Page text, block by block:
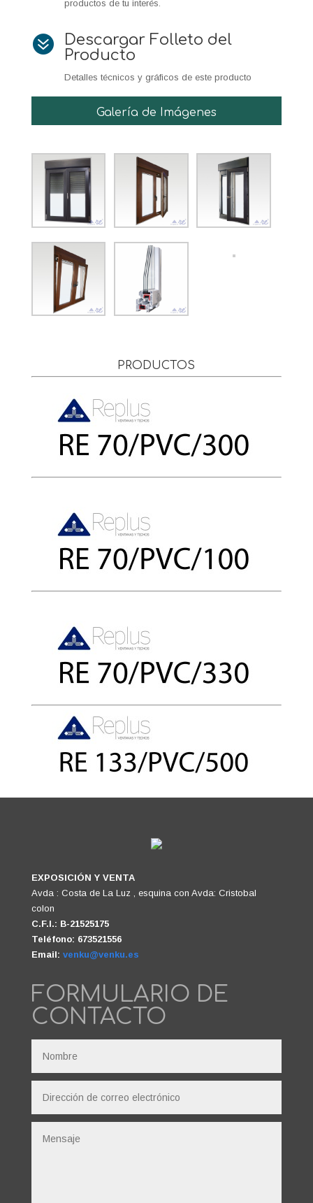
productos de tu interés.

Descargar Folleto del
Producto
Detalles técnicos y gráficos de este producto
Galería de Imágenes
PRODUCTOS
EXPOSICIÓN Y VENTA
Avda : Costa de La Luz , esquina con Avda: Cristobal
colon
C.F.I.: B-21525175
Teléfono: 673521556
Email: venku@venku.es
FORMULARIO DE
CONTACTO